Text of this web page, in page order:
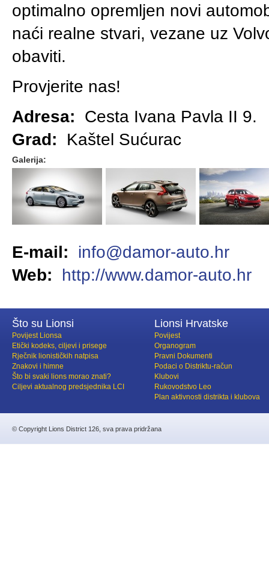
optimalno opremljen novi
naći realne stvari, vezane uz
obaviti.
Provjerite nas!
Adresa:
Cesta Ivana Pavla II 9.
Grad:
Kaštel Sućurac
Galerija:
E-mail:
info@damor-auto.hr
Web:
http://www.damor-auto.hr
Što su Lionsi
Povijest Lionsa
Etički kodeks, ciljevi i prisege
Rječnik lionističkih natpisa
Znakovi i himne
Što bi svaki lions morao znati?
Ciljevi aktualnog predsjednika LCI
Lionsi Hrvatske
Povijest
Organogram
Pravni Dokumenti
Podaci o Distriktu-račun
Klubovi
Rukovodstvo Leo
Plan aktivnosti distrikta i klubova
© Copyright Lions District 126, sva prava pridržana